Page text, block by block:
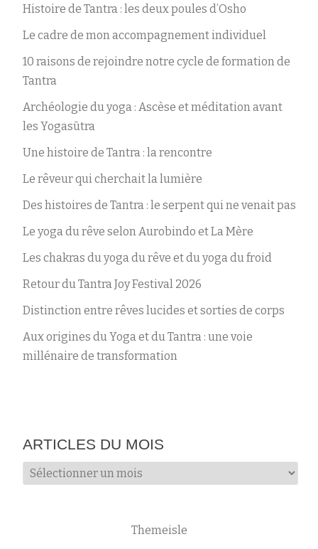
Histoire de Tantra : les deux poules d’Osho
Le cadre de mon accompagnement individuel
10 raisons de rejoindre notre cycle de formation de
Tantra
Archéologie du yoga : Ascèse et méditation avant
les Yogasūtra
Une histoire de Tantra : la rencontre
Le rêveur qui cherchait la lumière
Des histoires de Tantra : le serpent qui ne venait pas
Le yoga du rêve selon Aurobindo et La Mère
Les chakras du yoga du rêve et du yoga du froid
Retour du Tantra Joy Festival 2026
Distinction entre rêves lucides et sorties de corps
Aux origines du Yoga et du Tantra : une voie
millénaire de transformation
ARTICLES DU MOIS
Articles
du
Themeisle